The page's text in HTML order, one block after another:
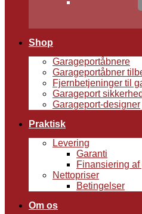
Shop
Garageportåbnere
Garageportåbner
Fjernbetjeninger til
Garageport sikkerhed
Garageport-designer
Praktisk
Levering
Garanti
Finansiering
Nettopriser
Betingelser
Om os